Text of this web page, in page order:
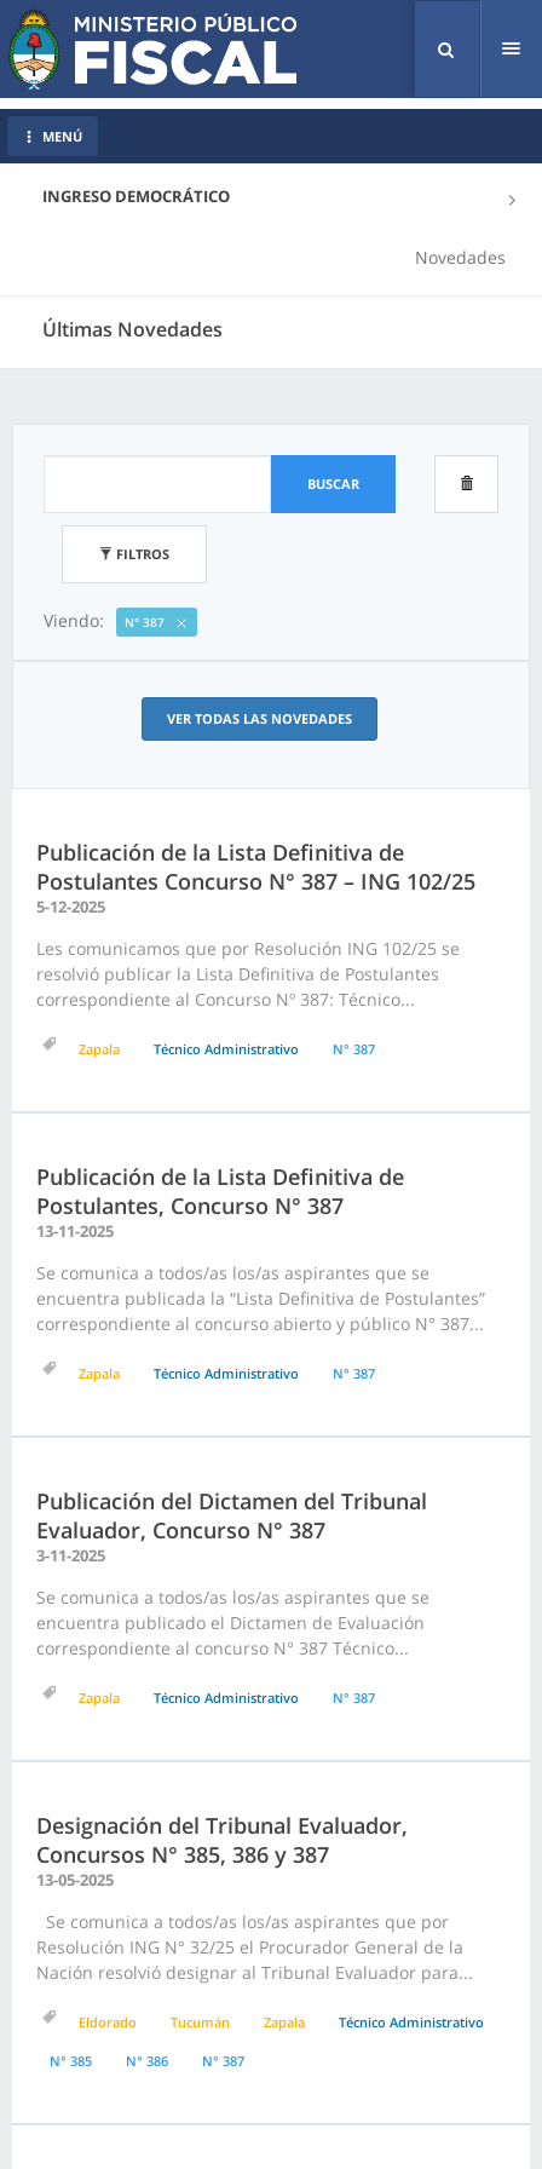
INGRESO DEMOCRÁTICO
Novedades
Últimas Novedades
MENÚ
BUSCAR
FILTROS
Viendo: N° 387
VER TODAS LAS NOVEDADES
Publicación de la Lista Definitiva de
Postulantes Concurso N° 387 – ING 102/25
5-12-2025
Les comunicamos que por Resolución ING 102/25 se
resolvió publicar la Lista Definitiva de Postulantes
correspondiente al Concurso Nº 387: Técnico...
Zapala Técnico Administrativo N° 387
Publicación de la Lista Definitiva de
Postulantes, Concurso N° 387
13-11-2025
Se comunica a todos/as los/as aspirantes que se
encuentra publicada la “Lista Definitiva de Postulantes”
correspondiente al concurso abierto y público N° 387...
Zapala Técnico Administrativo N° 387
Publicación del Dictamen del Tribunal
Evaluador, Concurso N° 387
3-11-2025
Se comunica a todos/as los/as aspirantes que se
encuentra publicado el Dictamen de Evaluación
correspondiente al concurso N° 387 Técnico...
Zapala Técnico Administrativo N° 387
Designación del Tribunal Evaluador,
Concursos N° 385, 386 y 387
13-05-2025
Se comunica a todos/as los/as aspirantes que por
Resolución ING N° 32/25 el Procurador General de la
Nación resolvió designar al Tribunal Evaluador para...
Eldorado Tucumán Zapala Técnico Administrativo
N° 385 N° 386 N° 387